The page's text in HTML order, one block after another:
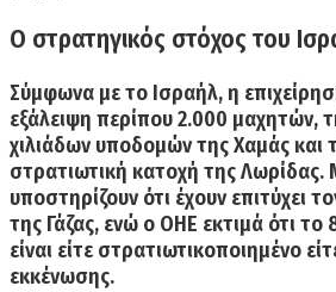
Ο στρατηγικός στόχος του
Σύμφωνα με το Ισραήλ, η
εξάλειψη περίπου 2.000 μαχητών,
χιλιάδων υποδομών της Χαμάς και
στρατιωτική κατοχή της Λωρίδας.
υποστηρίζουν ότι έχουν επιτύχει
της Γάζας, ενώ ο ΟΗΕ εκτιμά ότι
είναι είτε στρατιωτικοποιημένο
εκκένωσης.